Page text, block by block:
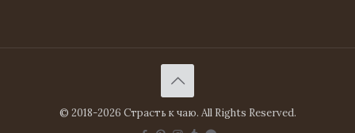
© 2018-2026 Страсть к чаю. All Rights Reserved.